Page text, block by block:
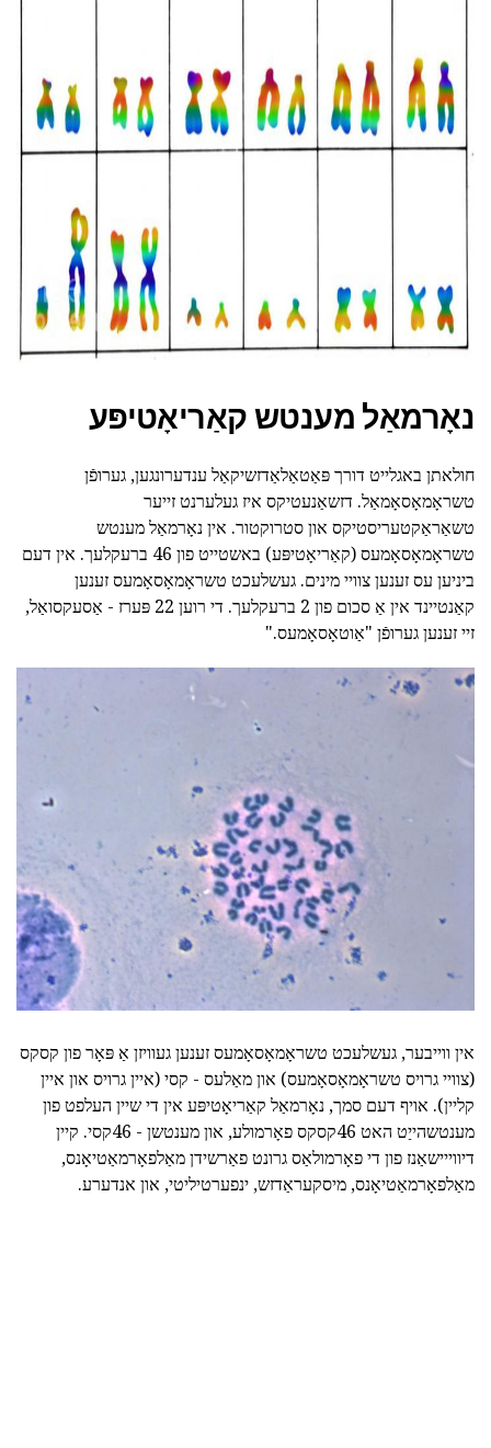
AD
נאָרמאַל מענטש קאַריאָטיפּע
חולאתן באגלייט דורך פּאַטאַלאַדזשיקאַל ענדערונגען, גערופֿן
טשראָמאָסאָמאַל. דזשאַנעטיקס איז געלערנט זייער
טשאַראַקטעריסטיקס און סטרוקטור. אין נאָרמאַל מענטש
טשראָמאָסאָמעס (קאַריאָטיפּע) באשטייט פון 46 ברעקלעך. אין דעם
ביניען עס זענען צוויי מינים. געשלעכט טשראָמאָסאָמעס זענען
קאַנטיינד אין אַ סכום פון 2 ברעקלעך. די רוען 22 פּערז - אַסעקסואַל,
זיי זענען גערופֿן "אַוטאָסאָמעס."
אין ווייבער, געשלעכט טשראָמאָסאָמעס זענען געוויזן אַ פּאָר פון קסקס
(צוויי גרויס טשראָמאָסאָמעס) און מאַלעס - קסי (איין גרויס און איין
קליין). אויף דעם סמך, נאָרמאַל קאַריאָטיפּע אין די שיין העלפט פון
מענטשהייַט האט 46קסקס פאָרמולע, און מענטשן - 46קסי. קיין
דיווייישאַנז פון די פאָרמולאַס גרונט פאַרשידן מאַלפאָרמאַטיאָנס,
מאַלפאָרמאַטיאָנס, מיסקעראַדזש, ינפערטיליטי, און אנדערע.